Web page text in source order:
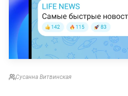
Сусанна Витвинская